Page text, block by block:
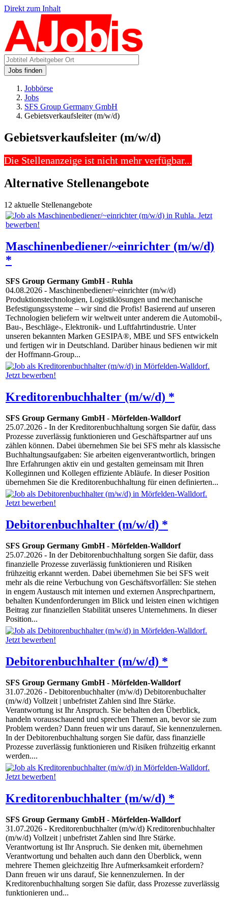
Direkt zum Inhalt
Jobs finden
Jobbörse
Jobs
SFS Group Germany GmbH
Gebietsverkaufsleiter (m/w/d)
Gebietsverkaufsleiter (m/w/d)
Die Stellenanzeige ist nicht mehr verfügbar...
Alternative Stellenangebote
12 aktuelle Stellenangebote
Maschinenbediener/~einrichter (m/w/d)
*
SFS Group Germany GmbH- Ruhla
04.08.2026 - Maschinenbediener/~einrichter (m/w/d)
Produktionstechnologien, Logistiklösungen und mechanische
Befestigungssysteme – wir sind die Profis! Basierend auf unseren
Technologien beliefern wir weltweit unter anderem die Automobil-,
Bau-, Beschläge-, Elektronik- und Luftfahrtindustrie. Unter
unseren bekannten Marken GESIPA®, MBE und SFS entwickeln
und fertigen wir in Deutschland. Darüber hinaus bedienen wir mit
der Hoffmann-Group...
Kreditorenbuchhalter (m/w/d) *
SFS Group Germany GmbH- Mörfelden-Walldorf
25.07.2026 - In der Kreditorenbuchhaltung sorgen Sie dafür, dass
Prozesse zuverlässig funktionieren und Geschäftspartner auf uns
zählen können. Dabei übernehmen Sie bei SFS mehr als klassische
Buchhaltungsaufgaben: Sie arbeiten eigenverantwortlich, bringen
Ihre Erfahrungen aktiv ein und gestalten gemeinsam mit Ihren
Kolleginnen und Kollegen effiziente Abläufe. In dieser Position
übernehmen Sie die Kreditorenbuchhaltung für einen definierten...
Debitorenbuchhalter (m/w/d) *
SFS Group Germany GmbH- Mörfelden-Walldorf
25.07.2026 - In der Debitorenbuchhaltung sorgen Sie dafür, dass
finanzielle Prozesse zuverlässig funktionieren und Risiken
frühzeitig erkannt werden. Dabei übernehmen Sie bei SFS weit
mehr als die reine Verbuchung von Geschäftsvorfällen: Sie stehen
in engem Austausch mit internen und externen Ansprechpartnern,
behalten Kundenforderungen im Blick und leisten einen wichtigen
Beitrag zur finanziellen Stabilität unseres Unternehmens. In dieser
Position...
Debitorenbuchhalter (m/w/d) *
SFS Group Germany GmbH- Mörfelden-Walldorf
31.07.2026 - Debitorenbuchhalter (m/w/d) Debitorenbuchalter
(m/w/d) Vollzeit | unbefristet Zahlen sind Ihre Stärke.
Verantwortung ist Ihr Anspruch. Sie behalten den Überblick,
handeln vorausschauend und sprechen Themen an, bevor sie zum
Problem werden? Dann freuen wir uns darauf, Sie kennenzulernen.
In der Debitorenbuchhaltung sorgen Sie dafür, dass finanzielle
Prozesse zuverlässig funktionieren und Risiken frühzeitig erkannt
werden....
Kreditorenbuchhalter (m/w/d) *
SFS Group Germany GmbH- Mörfelden-Walldorf
31.07.2026 - Kreditorenbuchhalter (m/w/d) Kreditorenbuchhalter
(m/w/d) Vollzeit | unbefristet Zahlen sind Ihre Stärke.
Verantwortung ist Ihr Anspruch. Sie denken mit, übernehmen
Verantwortung und behalten auch dann den Überblick, wenn
mehrere Themen gleichzeitig Ihre Aufmerksamkeit erfordern?
Dann freuen wir uns darauf, Sie kennenzulernen. In der
Kreditorenbuchhaltung sorgen Sie dafür, dass Prozesse zuverlässig
funktionieren und...